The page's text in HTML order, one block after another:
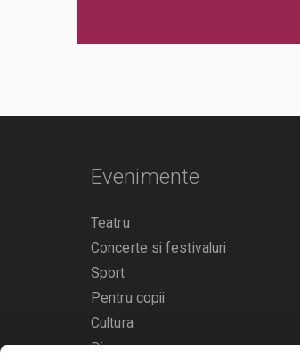
Evenimente
Teatru
Concerte si festivaluri
Sport
Pentru copii
Cultura
Diverse